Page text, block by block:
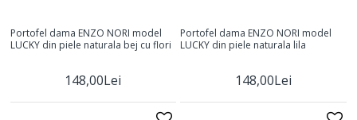
Portofel dama ENZO NORI model
LUCKY din piele naturala bej cu flori
148,00Lei
Portofel dama ENZO NORI model
LUCKY din piele naturala lila
148,00Lei